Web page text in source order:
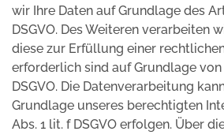
wir Ihre Daten auf Grundlage des
DSGVO. Des Weiteren verarbeiten
diese zur Erfüllung einer
erforderlich sind auf Grundlage von
DSGVO. Die Datenverarbeitung
Grundlage unseres berechtigten
Abs. 1 lit. f DSGVO erfolgen. Über